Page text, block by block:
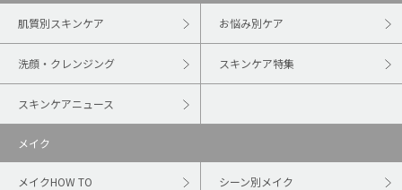
肌質別スキンケア お悩み別ケア
洗顔・クレンジング スキンケア特集
スキンケアニュース
メイク
メイクHOW TO シーン別メイク